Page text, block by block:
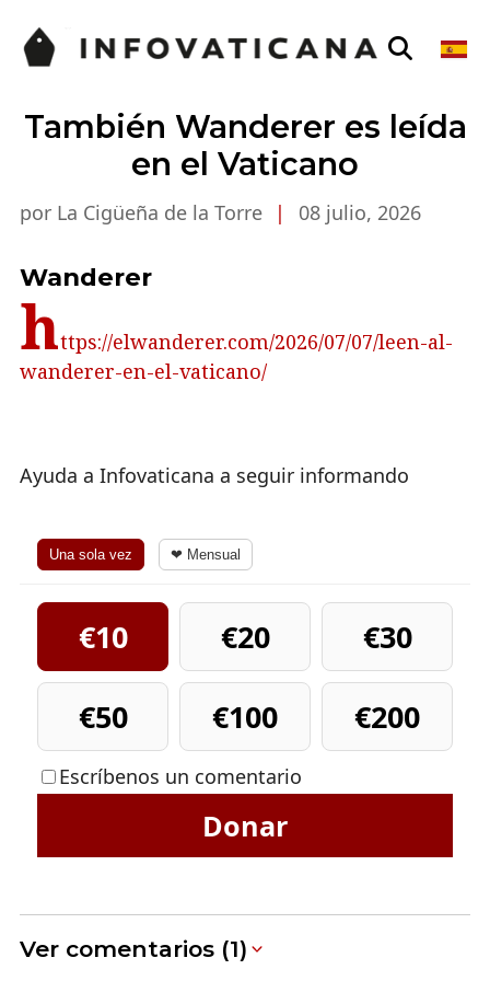
También Wanderer es leída
en el Vaticano
por La Cigüeña de la Torre | 08 julio, 2026
Wanderer
https://elwanderer.com/2026/07/07/leen-al-
wanderer-en-el-vaticano/
Ayuda a Infovaticana a seguir informando
Una sola vez ❤ Mensual
€10 €20
€30
€50
€100 €200
Escríbenos un comentario
Donar
Ver comentarios (1)